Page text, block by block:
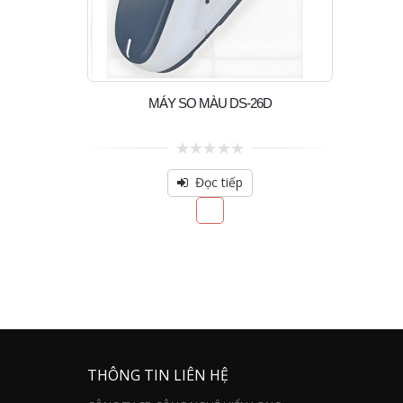
MÁY SO MÀU DS-26D
0
out
of
Đọc tiếp
THÔNG TIN LIÊN HỆ